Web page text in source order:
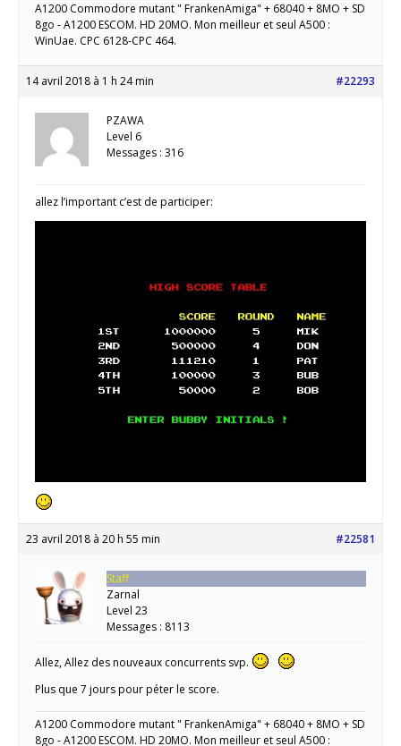
A1200 Commodore mutant " FrankenAmiga" + 68040 + 8MO + SD
8go - A1200 ESCOM. HD 20MO. Mon meilleur et seul A500 :
WinUae. CPC 6128-CPC 464.
14 avril 2018 à 1 h 24 min #22293
PZAWA
Level 6
Messages : 316
allez l’important c’est de participer:
23 avril 2018 à 20 h 55 min #22581
Staff
Zarnal
Level 23
Messages : 8113
Allez, Allez des nouveaux concurrents svp.
Plus que 7 jours pour péter le score.
A1200 Commodore mutant " FrankenAmiga" + 68040 + 8MO + SD
8go - A1200 ESCOM. HD 20MO. Mon meilleur et seul A500 :